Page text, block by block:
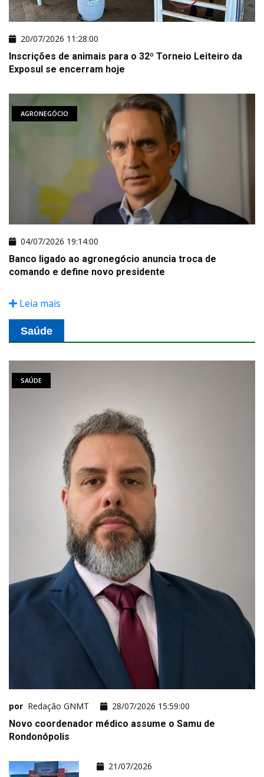
20/07/2026 11:28:00
Inscrições de animais para o 32º Torneio Leiteiro da
Exposul se encerram hoje
AGRONEGÓCIO
04/07/2026 19:14:00
Banco ligado ao agronegócio anuncia troca de
comando e define novo presidente
Leia mais
Saúde
SAÚDE
por Redação GNMT
28/07/2026 15:59:00
Novo coordenador médico assume o Samu de
Rondonópolis
21/07/2026